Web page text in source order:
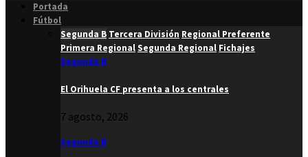
Portada
Fútbol
Segunda B Tercera División Regional Preferente
Primera RegionalSegunda Regional Fichajes
Segunda B
El Orihuela CF presenta a los centrales
7 agosto, 2026
Segunda B